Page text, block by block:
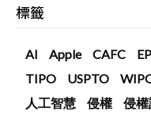
標籤
AI Apple CAFC
TIPO
USPTO
人工智慧
侵權 侵